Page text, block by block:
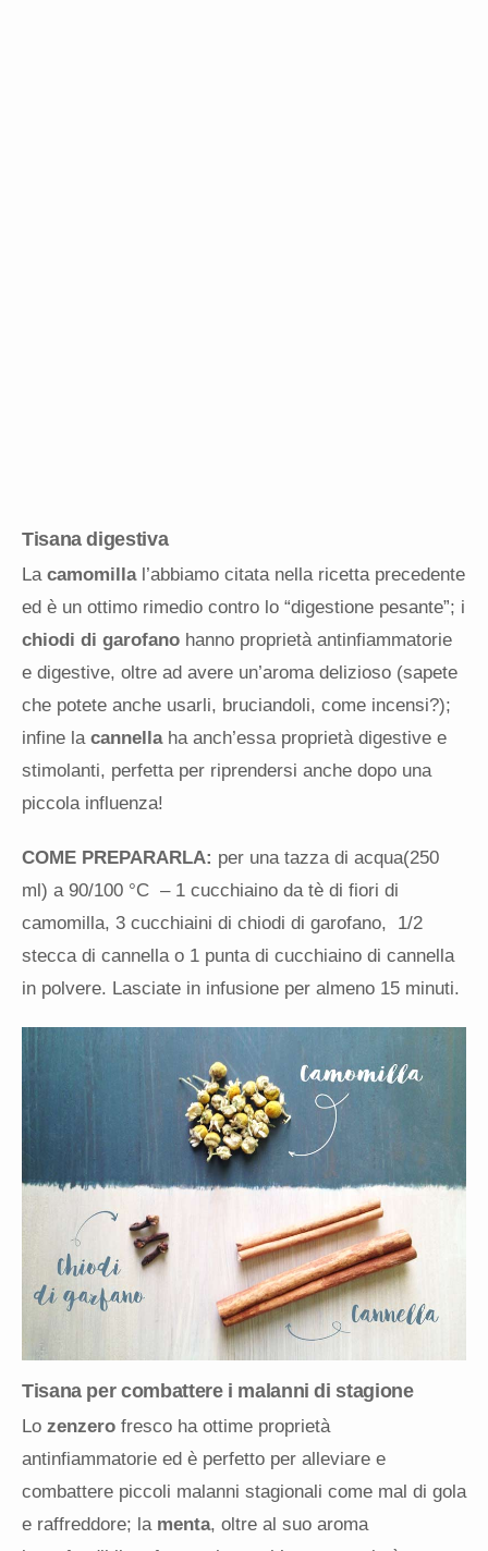
Tisana digestiva
La camomillal’abbiamo citata nella ricetta precedente
ed è un ottimo rimedio contro lo “digestione pesante”; i
chiodi di garofano hanno proprietà antinfiammatorie
e digestive, oltre ad avere un’aroma delizioso (sapete
che potete anche usarli, bruciandoli, come incensi?);
infine lacannellaha anch’essa proprietà digestive e
stimolanti, perfetta per riprendersi anche dopo una
piccola influenza!
COME PREPARARLA: per una tazza di acqua(250
ml) a 90/100 °C – 1 cucchiaino da tè di fiori di
camomilla, 3 cucchiaini di chiodi di garofano, 1/2
stecca di cannella o 1 punta di cucchiaino di cannella
in polvere. Lasciate in infusione per almeno 15 minuti.
Tisana per combattere i malanni di stagione
Lo zenzero fresco ha ottime proprietà
antinfiammatorie ed è perfetto per alleviare e
combattere piccoli malanni stagionali come mal di gola
e raffreddore; la menta, oltre al suo aroma